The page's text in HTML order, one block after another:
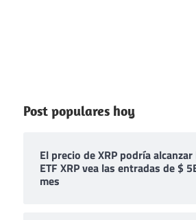
Post populares hoy
El precio de XRP podría
ETF XRP vea las entradas de $
mes